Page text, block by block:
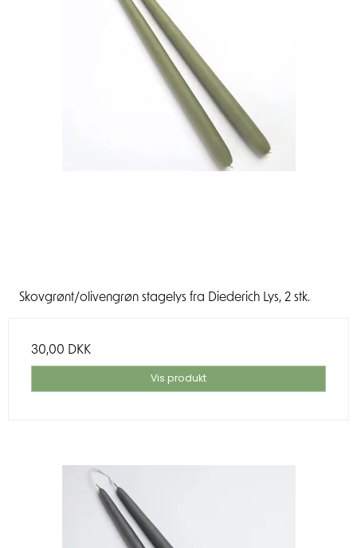
Skovgrønt/olivengrøn stagelys fra Diederich Lys, 2 stk.
30,00 DKK
Vis produkt